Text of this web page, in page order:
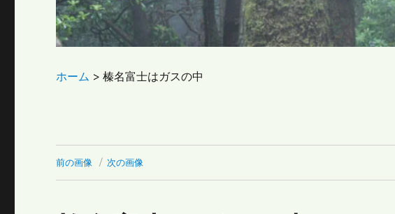
ホーム >榛名富士はガスの中
前の画像 次の画像